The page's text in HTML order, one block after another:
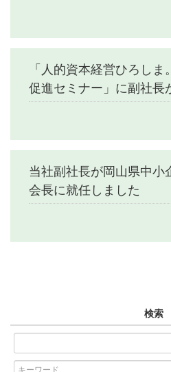
「人的資本経営ひろし
促進セミナー」に副社長
当社副社長が岡山県中小
会長に就任しました
検索